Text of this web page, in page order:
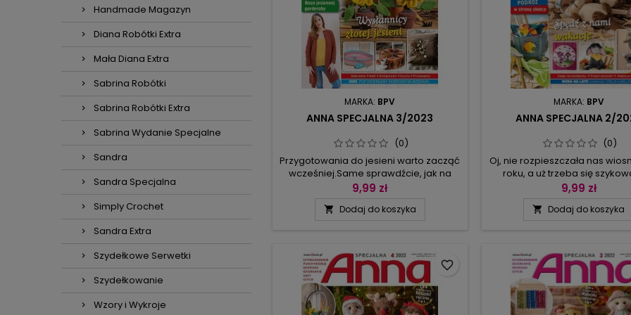
Handmade Magazyn
Diana Robótki Extra
Mała Diana Extra
Sabrina Robótki
Sabrina Robótki Extra
Sabrina Wydanie Specjalne
Sandra
Sandra Specjalna
Simply Crochet
Sandra Extra
Szydełkowe Serwetki
Szydełkowanie
Wzory i Wykroje
MARKA: BPV
ANNA SPECJALNA 3/2023
(0)
Przygotowania do jesieni warto zacząć
wcześniej.Same sprawdźcie, jak na
waszym stole prezentują się dziergane
motka włóczki. A może bardziej
kordonka? Dekoracja awangardowa,
do pokazania na poduszce lub na...
9,99 zł
 Dodaj do koszyka
MARKA: BPV
ANNA SPECJALNA 2/
(0)
Oj, nie rozpieszczała nas
roku, a uż trzeba się
majówkę i do lata. Zacznijmy
urlopową pogodę w nasze
makramowe łódki suną po
a z plaży obserwują je
–...
9,99 zł
 Dodaj do koszyka
favorite_border